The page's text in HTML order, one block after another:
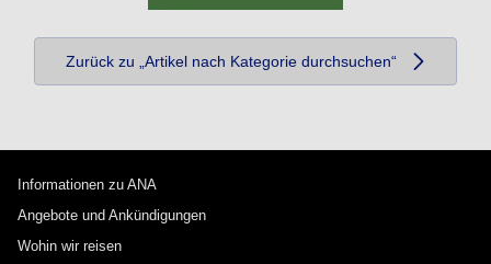
Zurück zu „Artikel nach Kategorie durchsuchen“
Informationen zu ANA
Angebote und Ankündigungen
Wohin wir reisen